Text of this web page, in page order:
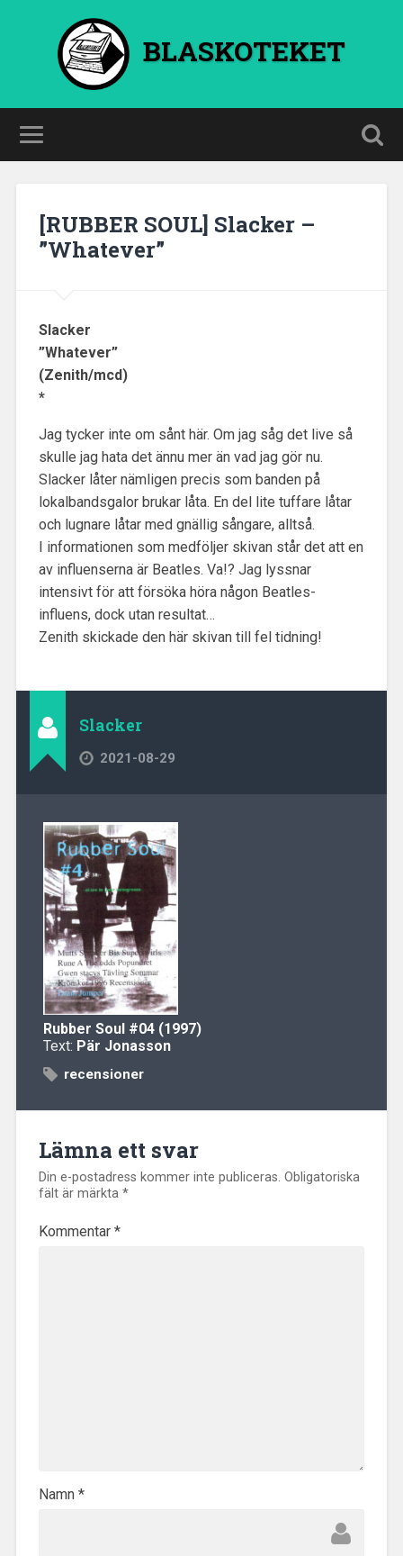
BLASKOTEKET
[RUBBER SOUL] Slacker –
”Whatever”
Slacker
”Whatever”
(Zenith/mcd)
*
Jag tycker inte om sånt här. Om jag såg det live så
skulle jag hata det ännu mer än vad jag gör nu.
Slacker låter nämligen precis som banden på
lokalbandsgalor brukar låta. En del lite tuffare låtar
och lugnare låtar med gnällig sångare, alltså.
I informationen som medföljer skivan står det att en
av influenserna är Beatles. Va!? Jag lyssnar
intensivt för att försöka höra någon Beatles-
influens, dock utan resultat…
Zenith skickade den här skivan till fel tidning!
Slacker
2021-08-29
Rubber Soul #04 (1997)
Text: Pär Jonasson
recensioner
Lämna ett svar
Din e-postadress kommer inte publiceras. Obligatoriska
fält är märkta *
Kommentar *
Namn *